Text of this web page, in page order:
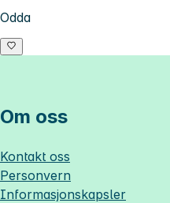
Odda
Om oss
Kontakt oss
Personvern
Informasjonskapsler